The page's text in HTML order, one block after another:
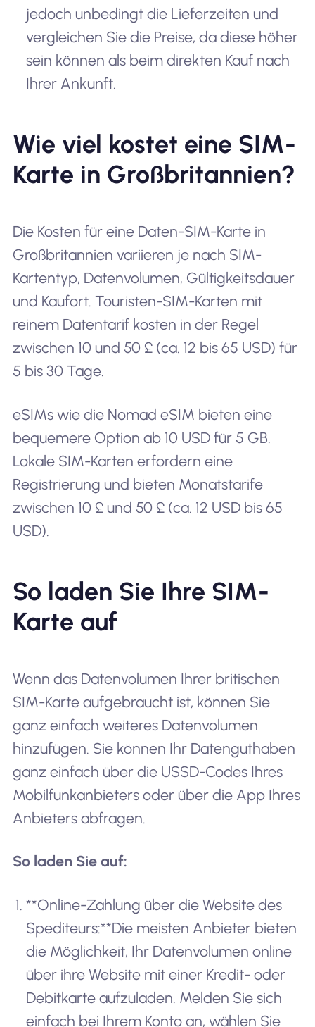
jedoch unbedingt die Lieferzeiten und
vergleichen Sie die Preise, da diese höher
sein können als beim direkten Kauf nach
Ihrer Ankunft.
Wie viel kostet eine SIM-
Karte in Großbritannien?
Die Kosten für eine Daten-SIM-Karte in
Großbritannien variieren je nach SIM-
Kartentyp, Datenvolumen, Gültigkeitsdauer
und Kaufort. Touristen-SIM-Karten mit
reinem Datentarif kosten in der Regel
zwischen 10 und 50 £ (ca. 12 bis 65 USD) für
5 bis 30 Tage.
eSIMs wie die Nomad eSIM bieten eine
bequemere Option ab 10 USD für 5 GB.
Lokale SIM-Karten erfordern eine
Registrierung und bieten Monatstarife
zwischen 10 £ und 50 £ (ca. 12 USD bis 65
USD).
So laden Sie Ihre SIM-
Karte auf
Wenn das Datenvolumen Ihrer britischen
SIM-Karte aufgebraucht ist, können Sie
ganz einfach weiteres Datenvolumen
hinzufügen. Sie können Ihr Datenguthaben
ganz einfach über die USSD-Codes Ihres
Mobilfunkanbieters oder über die App Ihres
Anbieters abfragen.
So laden Sie auf:
**Online-Zahlung über die Website des
Spediteurs:**Die meisten Anbieter bieten
die Möglichkeit, Ihr Datenvolumen online
über ihre Website mit einer Kredit- oder
Debitkarte aufzuladen. Melden Sie sich
einfach bei Ihrem Konto an, wählen Sie